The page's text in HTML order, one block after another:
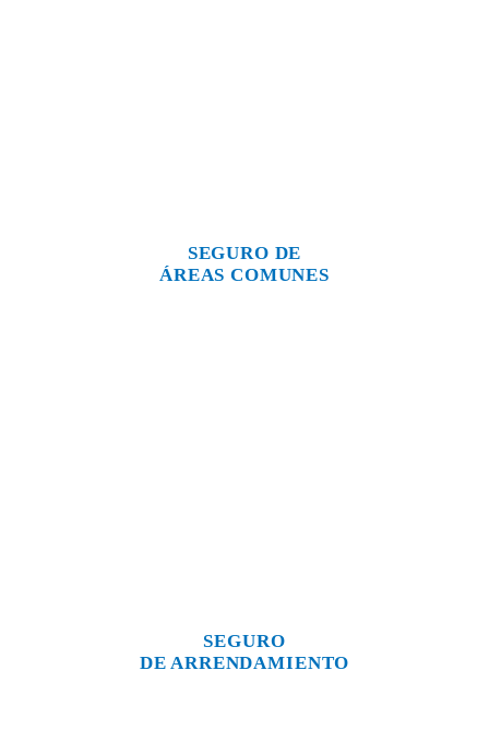
SEGURO DE
ÁREAS COMUNES
SEGURO
DE ARRENDAMIENTO